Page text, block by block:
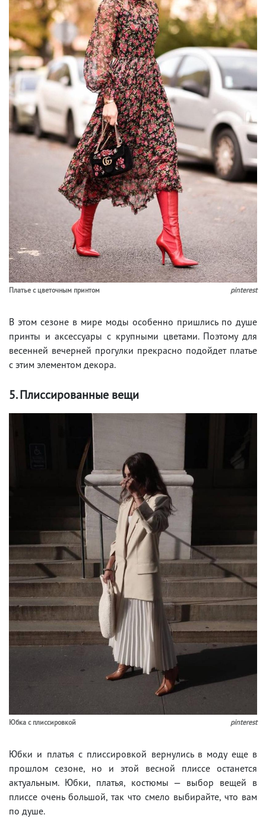
Платье с цветочным принтом pinterest
В этом сезоне в мире моды особенно пришлись по душе
принты и аксессуары с крупными цветами. Поэтому для
весенней вечерней прогулки прекрасно подойдет платье
с этим элементом декора.
5. Плиссированные вещи
Юбка с плиссировкой pinterest
Юбки и платья с плиссировкой вернулись в моду еще в
прошлом сезоне, но и этой весной плиссе останется
актуальным. Юбки, платья, костюмы — выбор вещей в
плиссе очень большой, так что смело выбирайте, что вам
по душе.